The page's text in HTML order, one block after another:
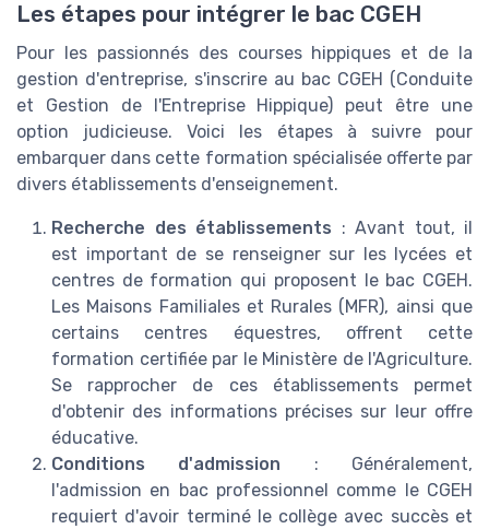
Les étapes pour intégrer le bac CGEH
Pour les passionnés des courses hippiques et de la
gestion d'entreprise, s'inscrire au bac CGEH (Conduite
et Gestion de l'Entreprise Hippique) peut être une
option judicieuse. Voici les étapes à suivre pour
embarquer dans cette formation spécialisée offerte par
divers établissements d'enseignement.
Recherche des établissements : Avant tout, il
est important de se renseigner sur les lycées et
centres de formation qui proposent le bac CGEH.
Les Maisons Familiales et Rurales (MFR), ainsi que
certains centres équestres, offrent cette
formation certifiée par le Ministère de l'Agriculture.
Se rapprocher de ces établissements permet
d'obtenir des informations précises sur leur offre
éducative.
Conditions d'admission : Généralement,
l'admission en bac professionnel comme le CGEH
requiert d'avoir terminé le collège avec succès et